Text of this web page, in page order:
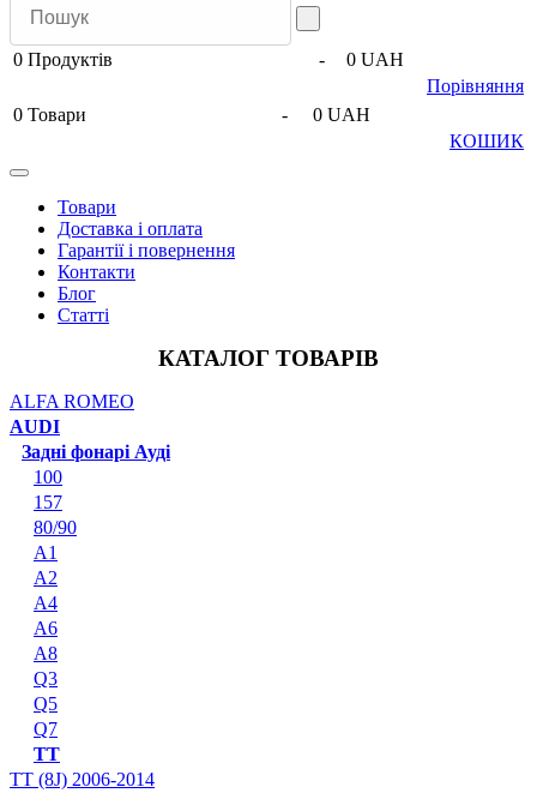
0 Продуктів -
0 UAH
Порівняння
0 Товари -
0 UAH
КОШИК
Товари
Доставка і оплата
Гарантії і повернення
Контакти
Блог
Статті
КАТАЛОГ ТОВАРІВ
ALFA ROMEO
AUDI
Задні фонарі Ауді
100
157
80/90
A1
A2
A4
A6
A8
Q3
Q5
Q7
TT
TT (8J) 2006-2014